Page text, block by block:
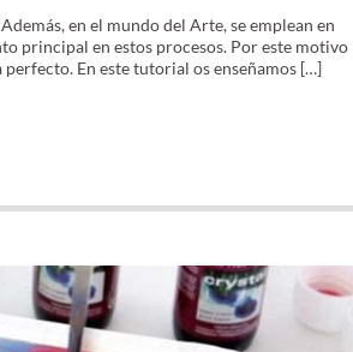
en el mundo del Arte, se emplean en
principal en estos procesos. Por este motivo
En este tutorial os enseñamos […]